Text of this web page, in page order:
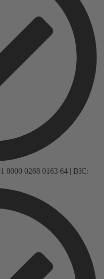
8000 0268 0163 64 | BIC: